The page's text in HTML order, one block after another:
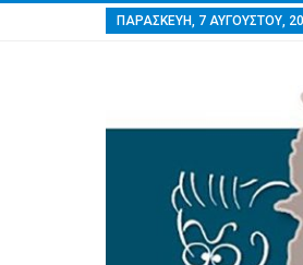
ΠΑΡΑΣΚΕΥΉ, 7 ΑΥΓΟΎΣΤΟΥ,